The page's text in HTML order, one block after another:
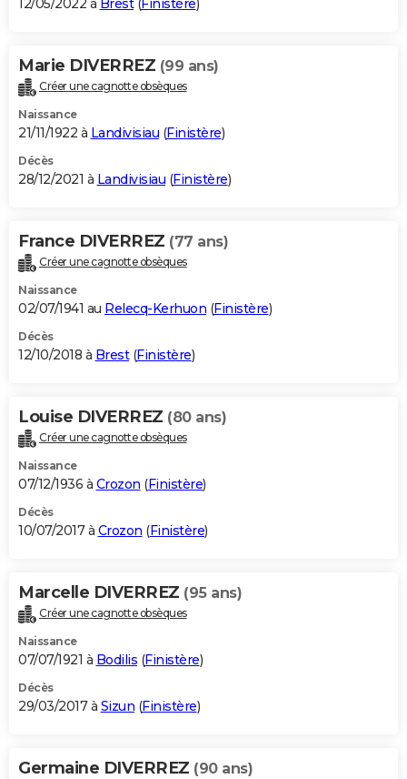
12/05/2022 à Brest(Finistère)
Marie DIVERREZ (99 ans)
Créer une cagnotte obsèques
Naissance
21/11/1922 à Landivisiau (Finistère)
Décès
28/12/2021 à Landivisiau (Finistère)
France DIVERREZ (77 ans)
Créer une cagnotte obsèques
Naissance
02/07/1941 au Relecq-Kerhuon (Finistère)
Décès
12/10/2018 à Brest(Finistère)
Louise DIVERREZ (80 ans)
Créer une cagnotte obsèques
Naissance
07/12/1936 à Crozon (Finistère)
Décès
10/07/2017 à Crozon (Finistère)
Marcelle DIVERREZ (95 ans)
Créer une cagnotte obsèques
Naissance
07/07/1921 à Bodilis (Finistère)
Décès
29/03/2017 à Sizun (Finistère)
Germaine DIVERREZ (90 ans)